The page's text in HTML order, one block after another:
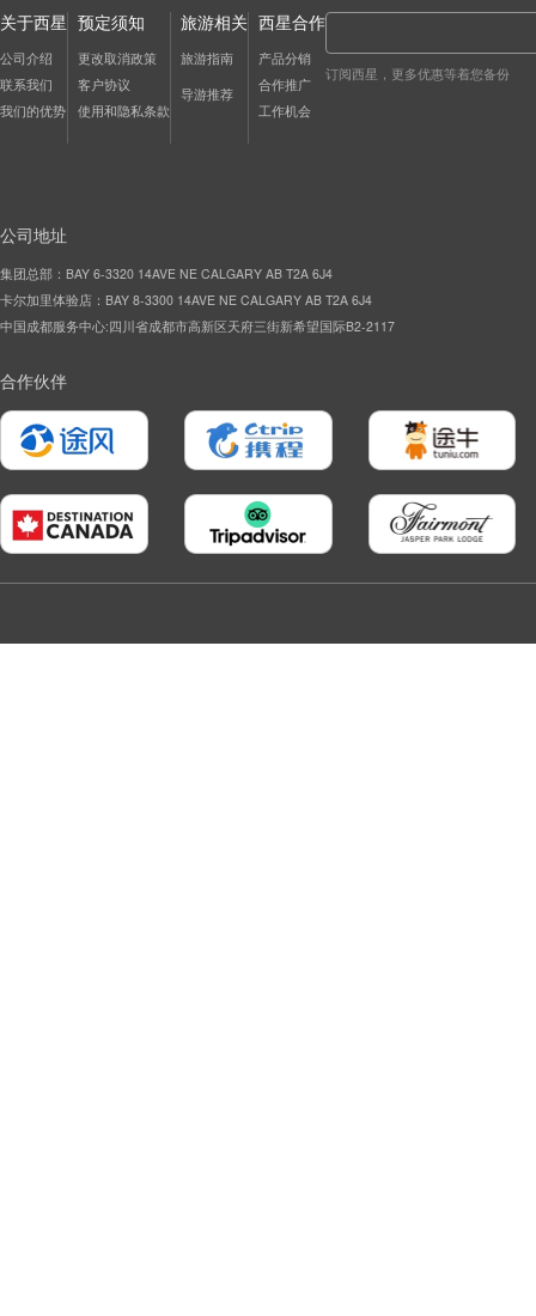
关于西星
公司介绍
联系我们
我们的优势
预定须知
更改取消政策
客户协议
使用和隐私条款
旅游相关
旅游指南
导游推荐
西星合作
产品分销
合作推广
工作机会
订阅西星，更多优惠等着您备份
公司地址
集团总部：BAY 6-3320 14AVE NE CALGARY AB T2A 6J4
卡尔加里体验店：BAY 8-3300 14AVE NE CALGARY AB T2A 6J4
中国成都服务中心:四川省成都市高新区天府三街新希望国际B2-2117
合作伙伴